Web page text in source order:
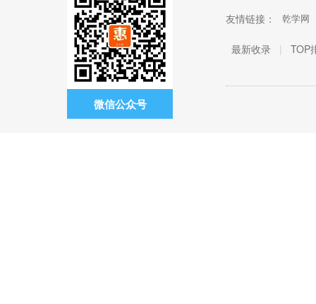
微信公众号
友情链接： 乾学网
最新收录 | TOP